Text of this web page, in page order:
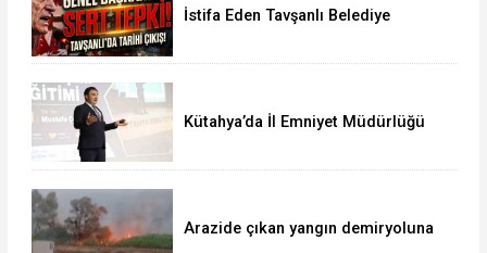
İstifa Eden Tavşanlı Belediye
Kütahya’da İl Emniyet Müdürlüğü
Arazide çıkan yangın demiryoluna